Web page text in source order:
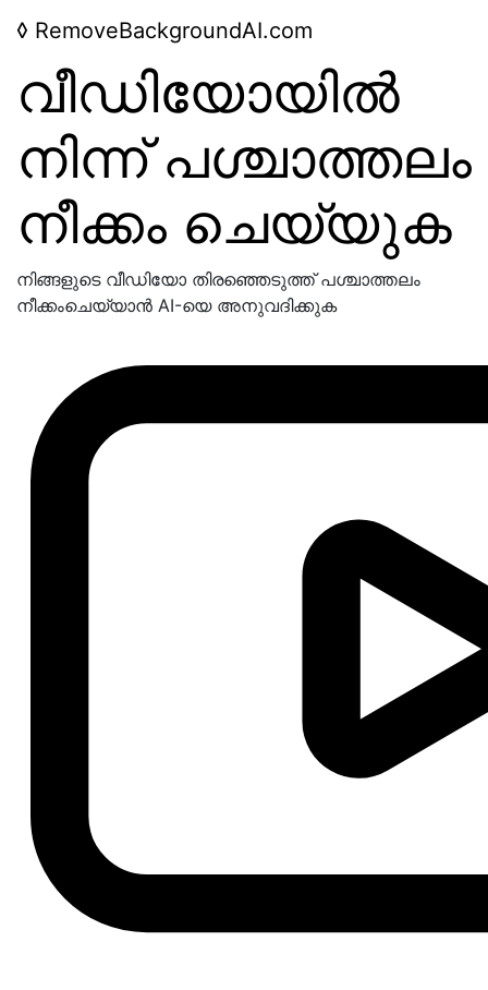
◊ RemoveBackgroundAI.com
വീഡിയോയിൽ
നിന്ന് പശ്ചാത്തലം
നീക്കം ചെയ്യുക
നിങ്ങളുടെ വീഡിയോ തിരഞ്ഞെടുത്ത് പശ്ചാത്തലം
നീക്കംചെയ്യാൻ AI-യെ അനുവദിക്കുക